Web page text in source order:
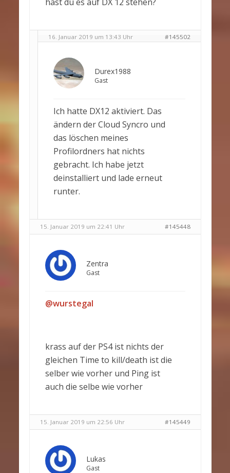
16. Januar 2019 um 13:43 Uhr #145502
Durex1988
Gast
Ich hatte DX12 aktiviert. Das
ändern der Cloud Syncro und
das löschen meines
Profilordners hat nichts
gebracht. Ich habe jetzt
deinstalliert und lade erneut
runter.
15. Januar 2019 um 22:41 Uhr #145448
Zentra
Gast
@wurstegal
krass auf der PS4 ist nichts der
gleichen Time to kill/death ist die
selber wie vorher und Ping ist
auch die selbe wie vorher
15. Januar 2019 um 22:56 Uhr #145449
Lukas
Gast